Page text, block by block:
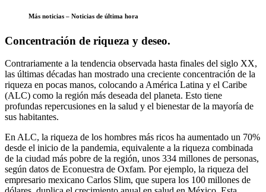
Más noticias – Noticias de última hora
Concentración de riqueza y deseo.
Contrariamente a la tendencia observada hasta finales del siglo XX,
las últimas décadas han mostrado una creciente concentración de la
riqueza en pocas manos, colocando a América Latina y el Caribe
(ALC) como la región más deseada del planeta. Esto tiene
profundas repercusiones en la salud y el bienestar de la mayoría de
sus habitantes.
En ALC, la riqueza de los hombres más ricos ha aumentado un 70%
desde el inicio de la pandemia, equivalente a la riqueza combinada
de la ciudad más pobre de la región, unos 334 millones de personas,
según datos de Econuestra de Oxfam. Por ejemplo, la riqueza del
empresario mexicano Carlos Slim, que supera los 100 millones de